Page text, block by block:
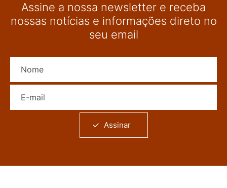
Assine a nossa newsletter e receba
nossas notícias e informações direto no
seu email
Assinar